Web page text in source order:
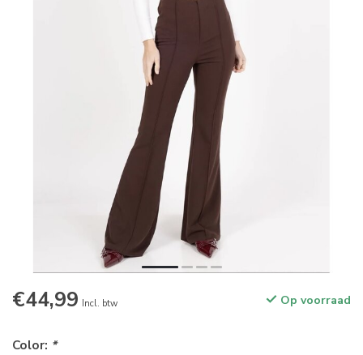
€44,99 Incl. btw Op voorraad
Color: *